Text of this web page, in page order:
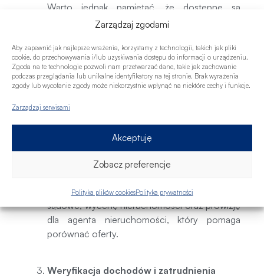
Zarządzaj zgodami
Aby zapewnić jak najlepsze wrażenia, korzystamy z technologii, takich jak pliki
cookie, do przechowywania i/lub uzyskiwania dostępu do informacji o urządzeniu.
Zgoda na te technologie pozwoli nam przetwarzać dane, takie jak zachowanie
podczas przeglądania lub unikalne identyfikatory na tej stronie. Brak wyrażenia
zgody lub wycofanie zgody może niekorzystnie wpłynąć na niektóre cechy i funkcje.
Zarządzaj serwisami
Akceptuję
Zobacz preferencje
Polityka plików cookiesPolityka prywatności
Warto jednak pamiętać, że dostępne są
również programy rządowe wspierające zakup
Rodzinny Kredyt Mieszkaniowy, w ramach
którego brakujący wkład własny może zostać
objęty gwarancją BGK, co umożliwia uzyskanie
kredytu hipotecznego nawet bez posiadania
własnych oszczędności na wkład własny, pod
Koszty okołokredytowe:Oprócz samego
wkładu własnego odłóż dodatkowe 2–5%
PCC (jeśli dotyczy rynku wtórnego), opłaty
sądowe, wycenę nieruchomości oraz prowizję
dla agenta nieruchomości, który pomaga
porównać oferty.
Weryfikacja dochodów i zatrudnienia